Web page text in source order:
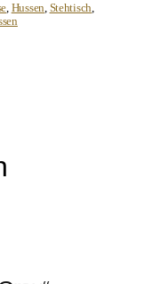
Hussen Stehtisch